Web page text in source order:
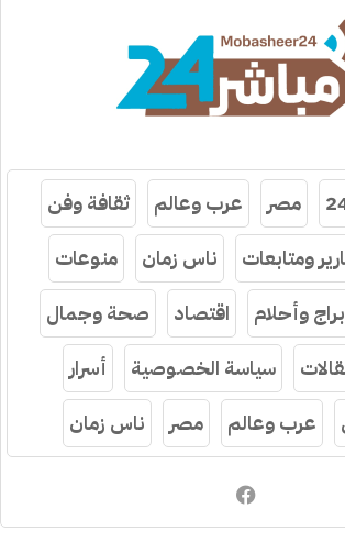
مصر عرب وعالم
ثقافة وفن
ومتابعات ناس زمان
منوعات
وأحلام اقتصاد
صحة وجمال
سياسة الخصوصية
أسرار
عرب وعالم مصر ناس زمان
فيسبوك